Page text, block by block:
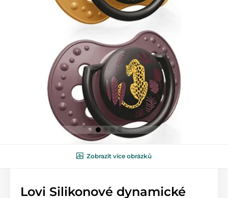
Zobrazit více obrázků
Lovi Silikonové dynamické